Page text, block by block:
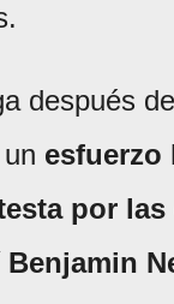
después
esfuerzo
por